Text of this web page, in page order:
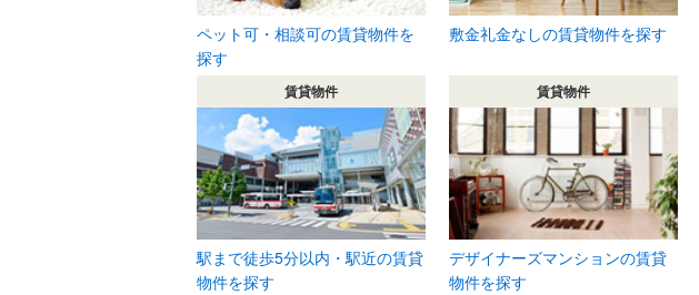
ペット可・相談可の賃貸物件を
探す
敷金礼金なしの賃貸物件を探す
賃貸物件
駅まで徒歩5分以内・駅近の賃貸
物件を探す
賃貸物件
デザイナーズマンションの賃貸
物件を探す